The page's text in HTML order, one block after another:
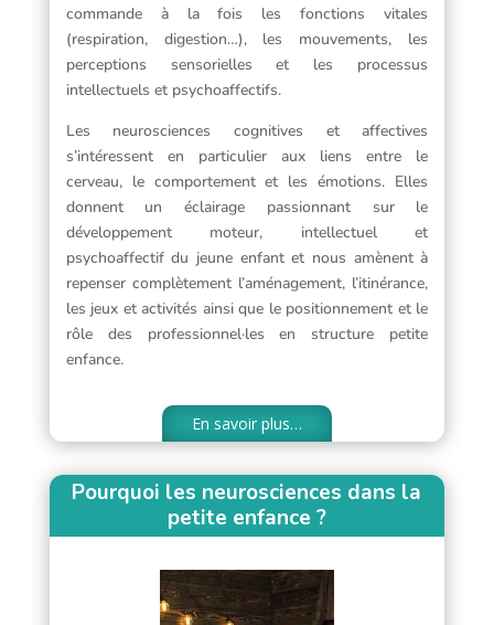
commande à la fois les fonctions vitales
(respiration, digestion…), les mouvements, les
perceptions sensorielles et les processus
intellectuels et psychoaffectifs.
Les neurosciences cognitives et affectives
s’intéressent en particulier aux liens entre le
cerveau, le comportement et les émotions. Elles
donnent un éclairage passionnant sur le
développement moteur, intellectuel et
psychoaffectif du jeune enfant et nous amènent à
repenser complètement l’aménagement, l’itinérance,
les jeux et activités ainsi que le positionnement et le
rôle des professionnel·les en structure petite
enfance.
En savoir plus…
Pourquoi les neurosciences dans la
petite enfance ?